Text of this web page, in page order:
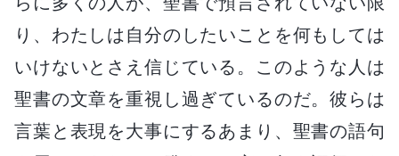
り、わたしは自分のしたいことを何もしては
いけないとさえ信じている。このような人は
聖書の文章を重視し過ぎているのだ。彼らは
言葉と表現を大事にするあまり、聖書の語句